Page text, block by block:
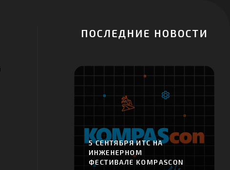
ПОСЛЕДНИЕ НОВОСТИ
5 СЕНТЯБРЯ ИТС НА
ИНЖЕНЕРНОМ
ФЕСТИВАЛЕ KOMPASCON